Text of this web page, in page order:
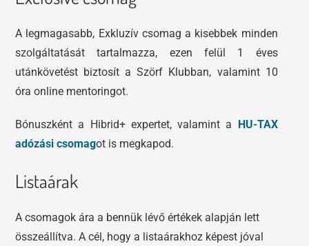
A legmagasabb, Exkluzív csomag a kisebbek minden
szolgáltatását tartalmazza, ezen felül 1 éves
utánkövetést biztosít a Szörf Klubban, valamint 10
óra online mentoringot.
Bónuszként a Hibrid+ expertet, valamint a
HU-TAX
adózási csomagot is megkapod.
Listaárak
A csomagok ára a bennük lévő értékek alapján lett
összeállítva. A cél, hogy a listaárakhoz képest jóval